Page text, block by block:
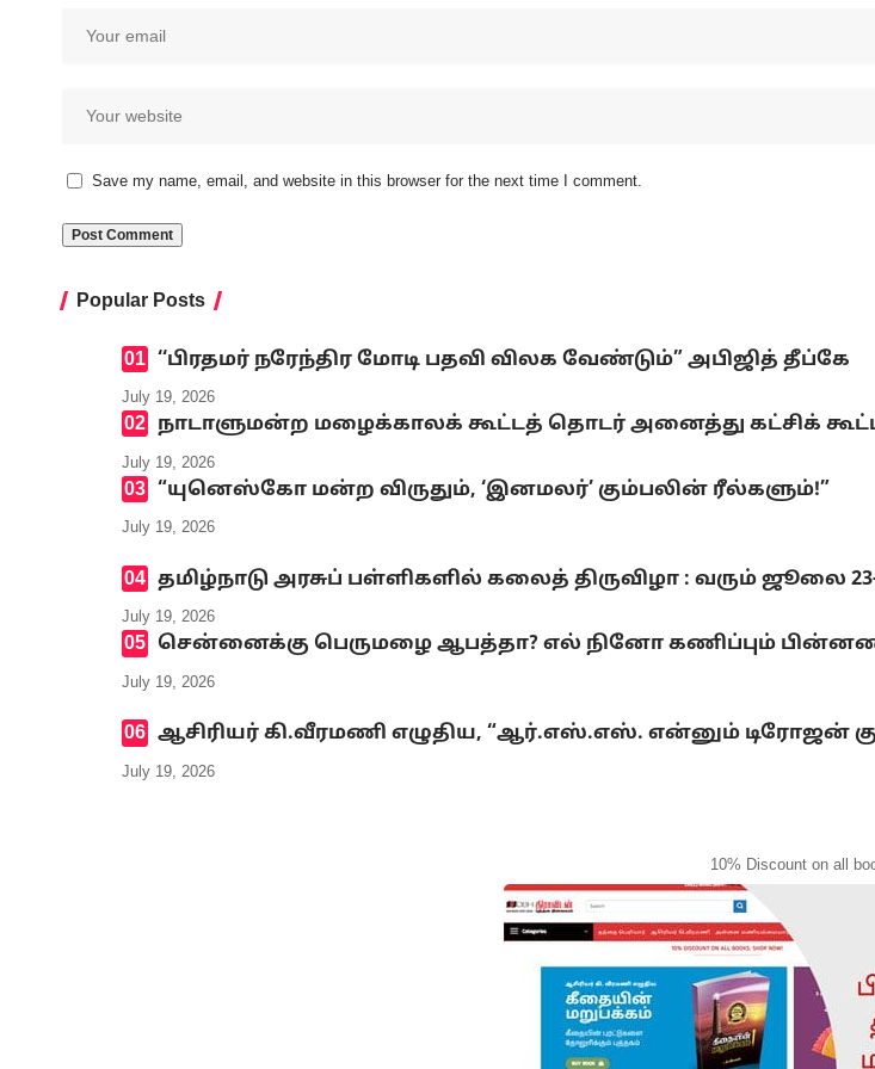
Save my name, email, and website in this browser for the next time I comment.
Popular Posts
‘‘பிரதமர் நரேந்திர மோடி பதவி விலக வேண்டும்” அபிஜித் தீப்கே
July 19, 2026
நாடாளுமன்ற மழைக்காலக் கூட்டத் தொடர் அனைத்து கட்சிக்
July 19, 2026
“யுனெஸ்கோ மன்ற விருதும், ‘இனமலர்’ கும்பலின் ரீல்களும்!”
July 19, 2026
தமிழ்நாடு அரசுப் பள்ளிகளில் கலைத் திருவிழா : வரும் ஜூலை
July 19, 2026
சென்னைக்கு பெருமழை ஆபத்தா? எல் நினோ கணிப்பும்
July 19, 2026
ஆசிரியர் கி.வீரமணி எழுதிய, “ஆர்.எஸ்.எஸ். என்னும் டிரோஜன்
July 19, 2026
10% Discount on all